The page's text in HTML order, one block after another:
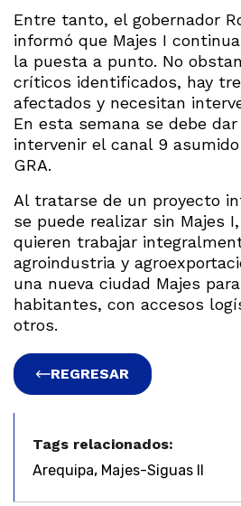
Entre tanto, el gobernador
informó que Majes I
la puesta a punto. No
críticos identificados, hay
afectados y necesitan
En esta semana se debe
intervenir el canal 9
GRA.
Al tratarse de un proyecto
se puede realizar sin Majes
quieren trabajar
agroindustria y
una nueva ciudad Majes
habitantes, con accesos
otros.
REGRESAR
Tags relacionados:
Arequipa, Majes-Siguas II